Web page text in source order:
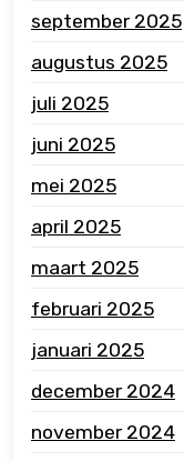
september 2025
augustus 2025
juli 2025
juni 2025
mei 2025
april 2025
maart 2025
februari 2025
januari 2025
december 2024
november 2024